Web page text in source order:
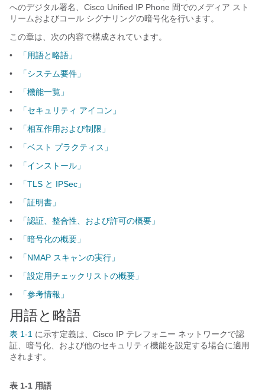
へのデジタル署名、Cisco Unified IP Phone 間でのメディア スト
リームおよびコール シグナリングの暗号化を行います。
この章は、次の内容で構成されています。
•
「用語と略語」
•
「システム要件」
•
「機能一覧」
•
「セキュリティ アイコン」
•
「相互作用および制限」
•
「ベスト プラクティス」
•
「インストール」
•
「TLS と IPSec」
•
「証明書」
•
「認証、整合性、および許可の概要」
•
「暗号化の概要」
•
「NMAP スキャンの実行」
•
「設定用チェックリストの概要」
•
「参考情報」
用語と略語
表 1-1 に示す定義は、Cisco IP テレフォニー ネットワークで認
証、暗号化、および他のセキュリティ機能を設定する場合に適用
されます。
表 1-1 用語